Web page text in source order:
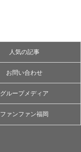
人気の記事
お問い合わせ
グループメディア
ファンファン福岡